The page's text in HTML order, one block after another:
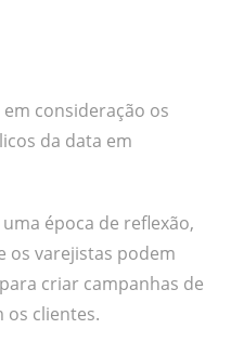
consideração os
da data em
época de reflexão,
os varejistas podem
criar campanhas de
os clientes.